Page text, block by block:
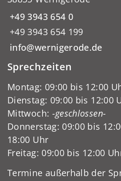
+49 3943 654 0
+49 3943 654 199
info@wernigerode.de
Sprechzeiten
Montag: 09:00 bis 12:00
Dienstag: 09:00 bis 12:00
Mittwoch: -geschlossen-
Donnerstag: 09:00 bis
18:00 Uhr
Freitag: 09:00 bis 12:00
Termine außerhalb der